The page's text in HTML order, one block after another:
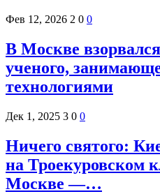
Фев 12, 2026 2 0 0
В Москве
ученого,
технологиями
Дек 1, 2025 3 0 0
Ничего святого:
на Троекуровском
Москве —…